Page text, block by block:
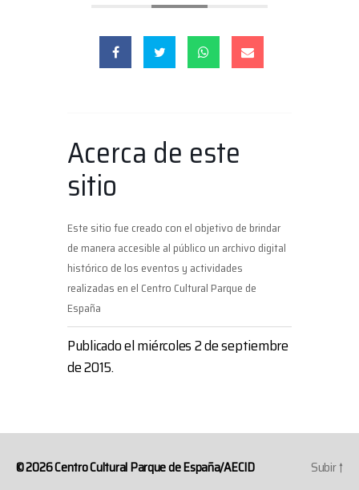
Acerca de este
sitio
Este sitio fue creado con el objetivo de brindar
de manera accesible al público un archivo digital
histórico de los eventos y actividades
realizadas en el Centro Cultural Parque de
España
Publicado el miércoles 2 de septiembre
de 2015.
© 2026Centro Cultural Parque de España/AECID Subir↑